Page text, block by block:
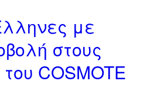
με
στους
COSMOTE